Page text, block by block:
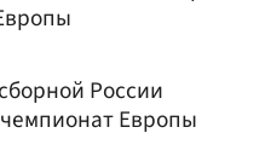
России
Европы